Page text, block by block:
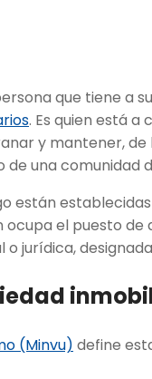
que tiene a
. Es quien está
y mantener,
de una comunidad
están
el puesto
o jurídica,
(Minvu) define